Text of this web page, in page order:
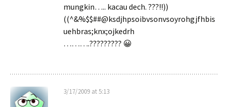
mungkin….. kacau dech. ???!!))
((^&%$$##@ksdjhpsoibvsonvsoyrohgjfhbis
uehbras;knx;ojkedrh
……….????????? 😀
3/17/2009 at 5:13